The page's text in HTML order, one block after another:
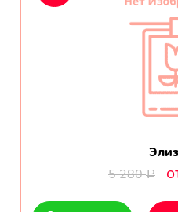
5 280Р